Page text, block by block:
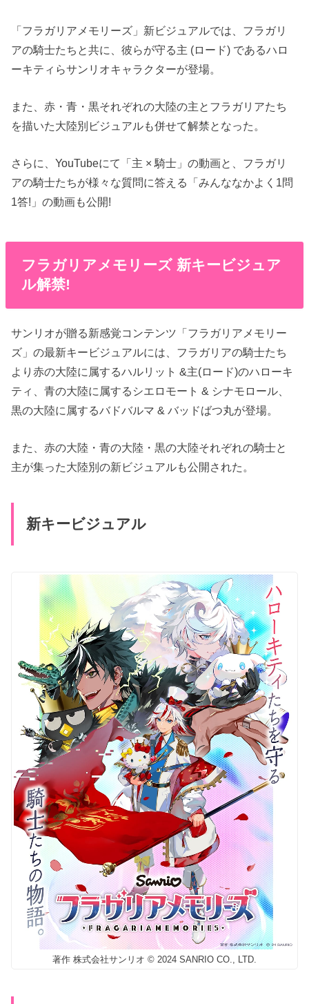
「フラガリアメモリーズ」新ビジュアルでは、フラガリ
アの騎士たちと共に、彼らが守る主 (ロード) であるハロ
ーキティらサンリオキャラクターが登場。
また、赤・青・黒それぞれの大陸の主とフラガリアたち
を描いた大陸別ビジュアルも併せて解禁となった。
さらに、YouTubeにて「主 × 騎士」の動画と、フラガリ
アの騎士たちが様々な質問に答える「みんななかよく1問
1答!」の動画も公開!
フラガリアメモリーズ 新キービジュア
ル解禁!
サンリオが贈る新感覚コンテンツ「フラガリアメモリー
ズ」の最新キービジュアルには、フラガリアの騎士たち
より赤の大陸に属するハルリット &主(ロード)のハローキ
ティ、青の大陸に属するシエロモート & シナモロール、
黒の大陸に属するバドバルマ & バッドばつ丸が登場。
また、赤の大陸・青の大陸・黒の大陸それぞれの騎士と
主が集った大陸別の新ビジュアルも公開された。
新キービジュアル
著作 株式会社サンリオ © 2024 SANRIO CO., LTD.